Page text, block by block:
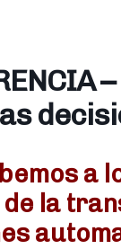
a
de la